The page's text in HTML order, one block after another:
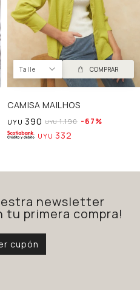
Talle COMPRAR
CAMISA MAILHOS
UYU 390 UYU 1.190 67
UYU 332
newsletter
tu primera compra!
cupón